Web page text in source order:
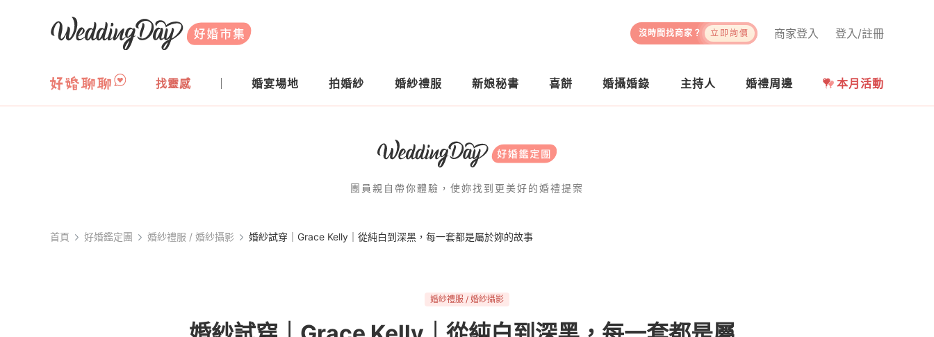
WeddingDay 好婚市集
登入/註冊
商家登入
沒時間找商家？ 立即詢價
找靈感 婚宴場地 拍婚紗 婚紗禮服 新娘秘書 喜餅 婚攝婚錄 主持人 婚禮周邊 本月活動
團員親自帶你體驗，使妳找到更美好的婚禮提案
首頁 好婚鑑定團 婚紗禮服 / 婚紗攝影 婚紗試穿｜Grace Kelly｜從純白到深黑，每一套都是屬於妳的故事
婚紗禮服 / 婚紗攝影